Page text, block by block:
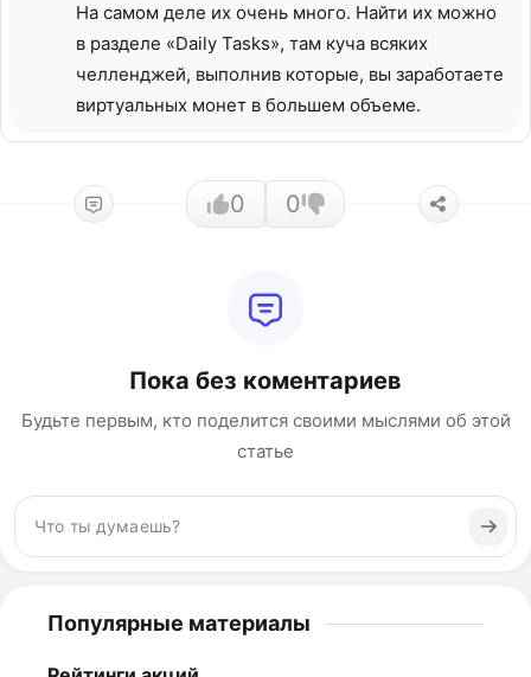
На самом деле их очень много. Найти их можно
в разделе «Daily Tasks», там куча всяких
челленджей, выполнив которые, вы заработаете
виртуальных монет в большем объеме.
0 0
Пока без коментариев
Будьте первым, кто поделится своими мыслями об этой
статье
Популярные материалы